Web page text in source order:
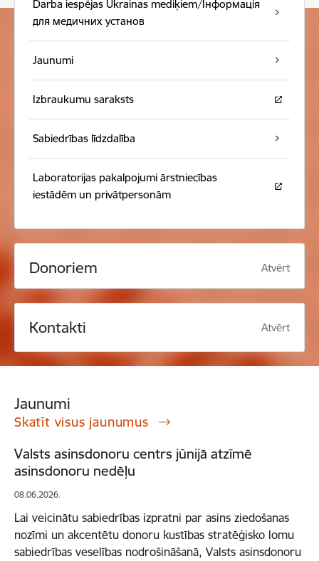
Darba iespējas Ukrainas mediķiem/Інформація
для медичних установ
Jaunumi
Izbraukumu saraksts
Sabiedrības līdzdalība
Laboratorijas pakalpojumi ārstniecības
iestādēm un privātpersonām
Donoriem Atvērt
Kontakti Atvērt
Jaunumi
Skatīt visus jaunumus
Valsts asinsdonoru centrs jūnijā atzīmē
asinsdonoru nedēļu
08.06.2026.
Lai veicinātu sabiedrības izpratni par asins ziedošanas
nozīmi un akcentētu donoru kustības stratēģisko lomu
sabiedrības veselības nodrošināšanā, Valsts asinsdonoru